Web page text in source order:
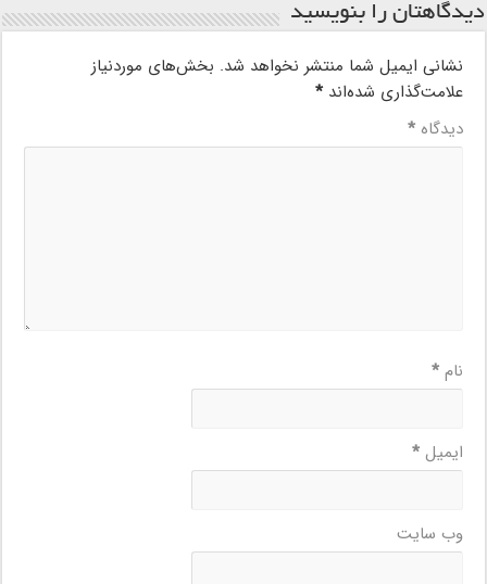
دیدگاهتان را بنویسید
نشانی ایمیل شما منتشر نخواهد شد. بخش‌های موردنیاز
علامت‌گذاری شده‌اند*
دیدگاه*
نام*
ایمیل*
وب‌ سایت